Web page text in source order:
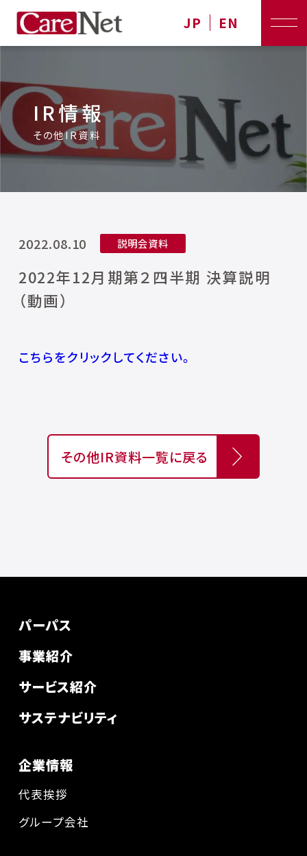
JP EN
IR情報
その他IR資料
2022.08.10 説明会資料
2022年12月期第２四半期 決算説明
（動画）
こちらをクリックしてください。
その他IR資料一覧に戻る
パーパス
事業紹介
サービス紹介
サステナビリティ
企業情報
代表挨拶
グループ会社